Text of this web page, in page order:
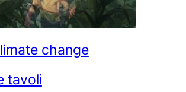
change
tavoli